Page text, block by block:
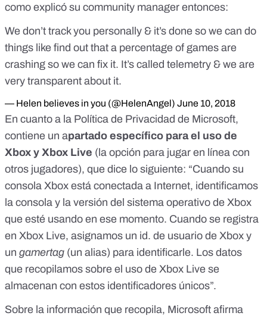
como explicó su community manager entonces:
We don’t track you personally & it’s done so we can do
things like find out that a percentage of games are
crashing so we can fix it. It’s called telemetry & we are
very transparent about it.
— Helen believes in you (@HelenAngel) June 10, 2018
En cuanto a la Política de Privacidad de Microsoft,
contiene un apartado específico para el uso de
Xbox y Xbox Live (la opción para jugar en línea con
otros jugadores), que dice lo siguiente: “Cuando su
consola Xbox está conectada a Internet, identificamos
la consola y la versión del sistema operativo de Xbox
que esté usando en ese momento. Cuando se registra
en Xbox Live, asignamos un id. de usuario de Xbox y
un gamertag (un alias) para identificarle. Los datos
que recopilamos sobre el uso de Xbox Live se
almacenan con estos identificadores únicos”.
Sobre la información que recopila, Microsoft afirma